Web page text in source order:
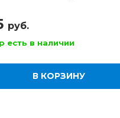
руб.
есть в наличии
В КОРЗИНУ